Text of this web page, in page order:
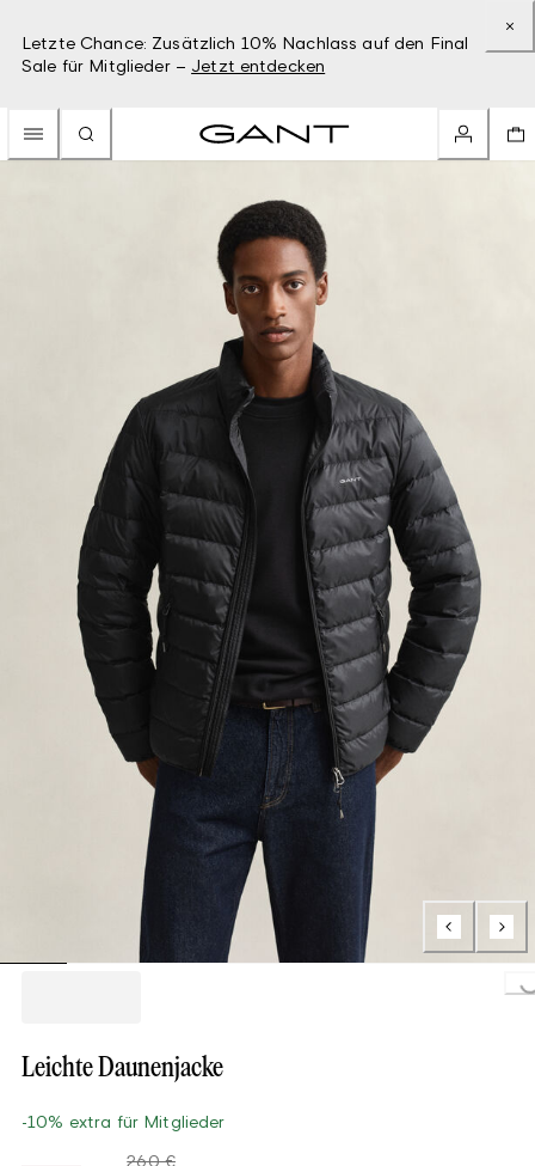
Letzte Chance: Zusätzlich 10% Nachlass auf den Final
Sale für Mitglieder – Jetzt entdecken
Leichte Daunenjacke
-10% extra für Mitglieder
260 €